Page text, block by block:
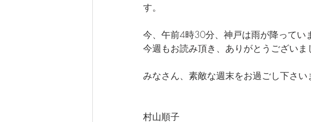
す。
今、午前4時30分、神戸は雨が降ってい
今週もお読み頂き、ありがとうございま
みなさん、素敵な週末をお過ごし下さい
村山順子